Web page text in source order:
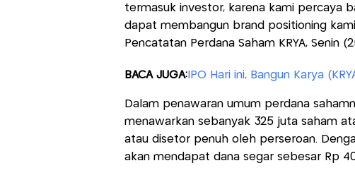
termasuk investor, karena kami percaya
dapat membangun brand positioning
Pencatatan Perdana Saham KRYA, Senin
BACA JUGA:IPO Hari ini, Bangun Karya
Dalam penawaran umum perdana
menawarkan sebanyak 325 juta saham
atau disetor penuh oleh perseroan.
akan mendapat dana segar sebesar Rp